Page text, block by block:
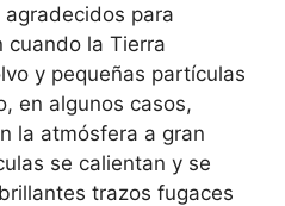
para
cuando la Tierra
y pequeñas partículas
en algunos casos,
la atmósfera a gran
se calientan y se
trazos fugaces